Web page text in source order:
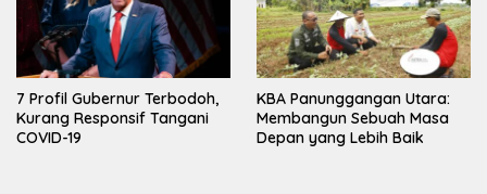
7 Profil Gubernur Terbodoh,
Kurang Responsif Tangani
COVID-19
KBA Panunggangan Utara:
Membangun Sebuah Masa
Depan yang Lebih Baik